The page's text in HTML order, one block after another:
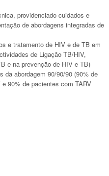
providenciado cuidados e
de abordagens integradas de
e tratamento de HIV e de TB em
de Ligação TB/HIV,
e na prevenção de HIV e TB)
da abordagem 90/90/90 (90% de
90% de pacientes com TARV